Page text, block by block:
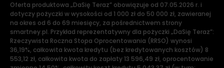
Oferta produktowa „DaSię Teraz” obowiązuje od 07.05.2026 r. i
dotyczy pożyczki w wysokości od 1 000 zł do 50 000 zł, zawieranej
na okres od 6 do 69 miesięcy, za pośrednictwem strony
smartney.pl. Przykład reprezentatywny dla pożyczki „DaSię Teraz”:
Rzeczywista Roczna Stopa Oprocentowania (RRSO) wynosi
36,19%, całkowita kwota kredytu (bez kredytowanych kosztów) 8
553,12 zł, całkowita kwota do zapłaty 13 596,49 zł, oprocentowanie